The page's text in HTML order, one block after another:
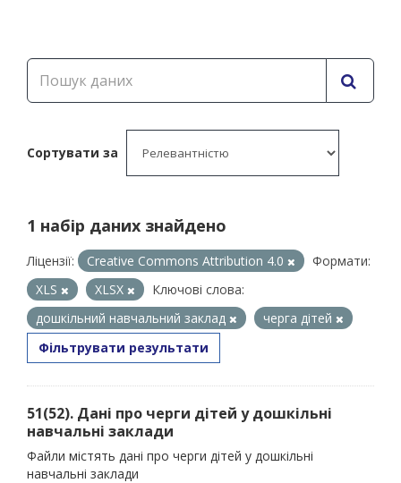
Сортувати за
1 набір даних знайдено
Ліцензії: Creative Commons Attribution 4.0
Формати:
XLS
XLSX
Ключові слова:
дошкільний навчальний заклад
черга дітей
Фільтрувати результати
51(52). Дані про черги дітей у дошкільні
навчальні заклади
Файли містять дані про черги дітей у дошкільні
навчальні заклади